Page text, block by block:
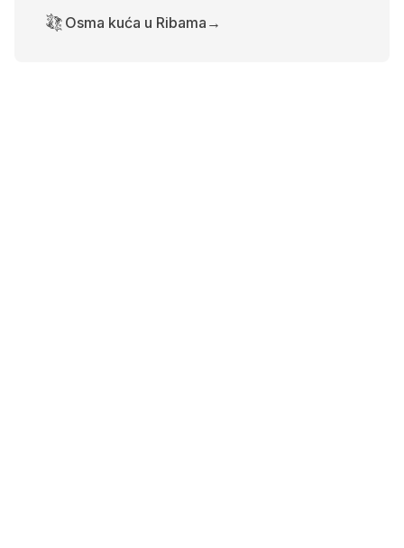
Osma kuća u Ribama →